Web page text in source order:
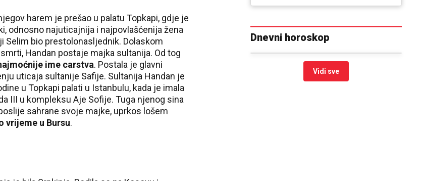
harem je prešao u palatu Topkapi, gdje je
odnosno najuticajnija i najpovlašćenija žena
Selim bio prestolonasljednik. Dolaskom
Handan postaje majka sultanija. Od tog
ime carstva. Postala je glavni
uticaja sultanije Safije. Sultanija Handan je
u Topkapi palati u Istanbulu, kada je imala
III u kompleksu Aje Sofije. Tuga njenog sina
sahrane svoje majke, uprkos lošem
vrijeme u Bursu.
Dnevni horoskop
Vidi sve